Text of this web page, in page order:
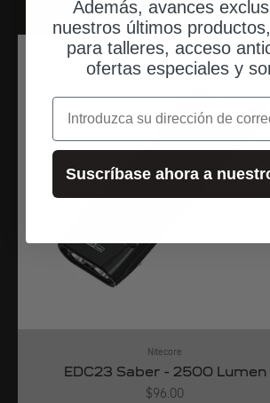
envíos desde
Nitecore
EDC23 Saber - 2500 Lumen
Angebot
$96.00
Además, avances
nuestros últimos
para talleres, acceso
ofertas especiales y
correo electrónico
Suscríbase ahora a